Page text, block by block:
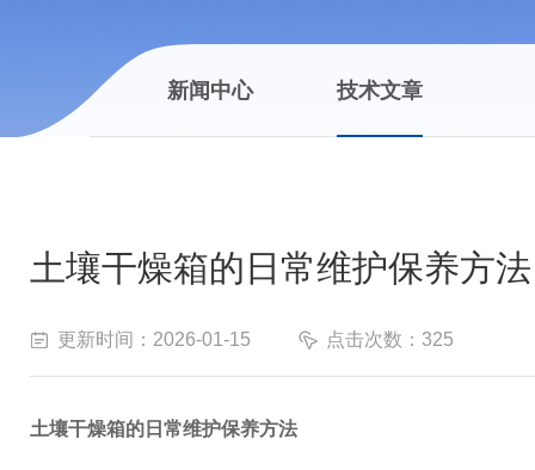
新闻中心 技术文章
土壤干燥箱的日常维护保养方法
更新时间：2026-01-15 点击次数：325
土壤干燥箱的日常维护保养方法